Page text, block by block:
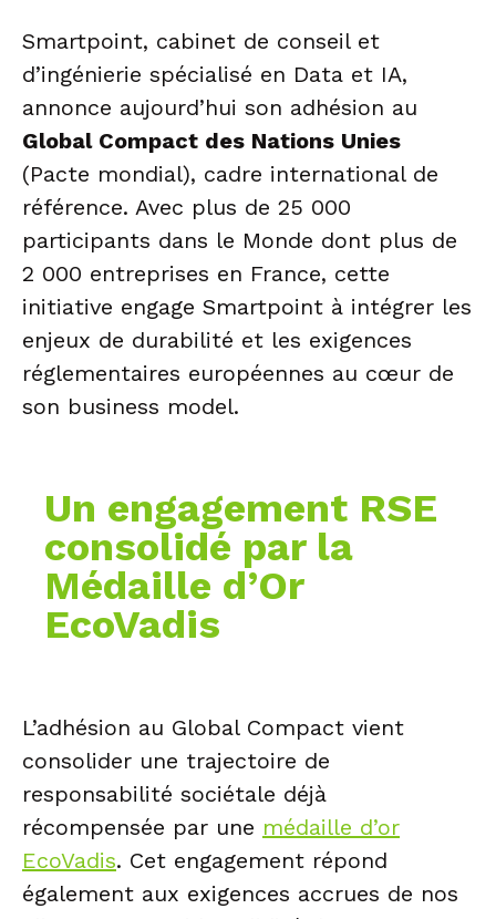
Smartpoint, cabinet de conseil et
d’ingénierie spécialisé en Data et IA,
annonce aujourd’hui son adhésion au
Global Compact des Nations Unies
(Pacte mondial), cadre international de
référence. Avec plus de 25 000
participants dans le Monde dont plus de
2 000 entreprises en France, cette
initiative engage Smartpoint à intégrer les
enjeux de durabilité et les exigences
réglementaires européennes au cœur de
son business model.
Un engagement RSE
consolidé par la
Médaille d’Or
EcoVadis
L’adhésion au Global Compact vient
consolider une trajectoire de
responsabilité sociétale déjà
récompensée par une médaille d’or
EcoVadis. Cet engagement répond
également aux exigences accrues de nos